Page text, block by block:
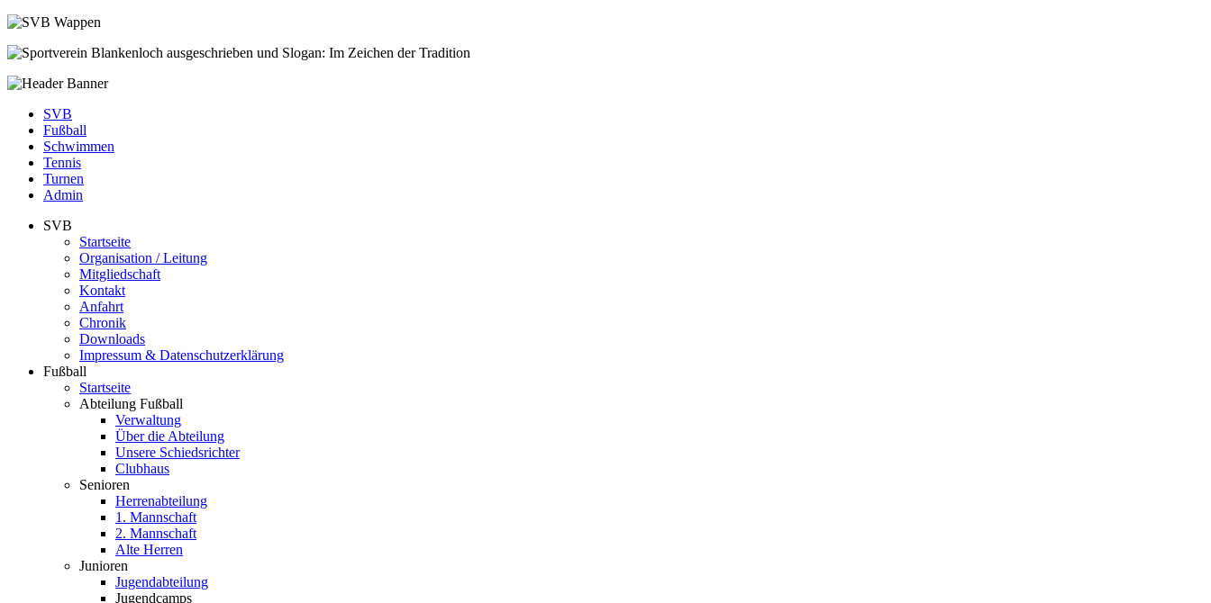
SVB
Fußball
Schwimmen
Tennis
Turnen
Admin
SVB
Startseite
Organisation / Leitung
Mitgliedschaft
Kontakt
Anfahrt
Chronik
Downloads
Impressum & Datenschutzerklärung
Fußball
Startseite
Abteilung Fußball
Verwaltung
Über die Abteilung
Unsere Schiedsrichter
Clubhaus
Senioren
Herrenabteilung
1. Mannschaft
2. Mannschaft
Alte Herren
Junioren
Jugendabteilung
Jugendcamps